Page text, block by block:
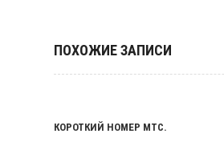
ПОХОЖИЕ ЗАПИСИ
КОРОТКИЙ НОМЕР МТС.